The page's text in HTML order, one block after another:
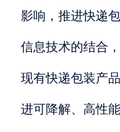
影响，推进快递
信息技术的结合
现有快递包装产
进可降解、高性